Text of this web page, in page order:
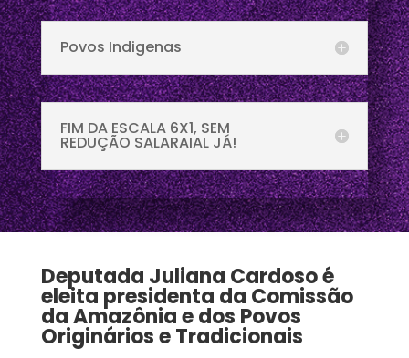
Povos Indigenas
FIM DA ESCALA 6X1, SEM
REDUÇÃO SALARAIAL JÁ!
Deputada Juliana Cardoso é
eleita presidenta da Comissão
da Amazônia e dos Povos
Originários e Tradicionais